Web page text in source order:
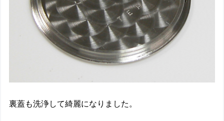
裏蓋も洗浄して綺麗になりました。